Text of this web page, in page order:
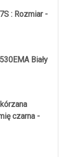
: Rozmiar -
Biały
czarna -